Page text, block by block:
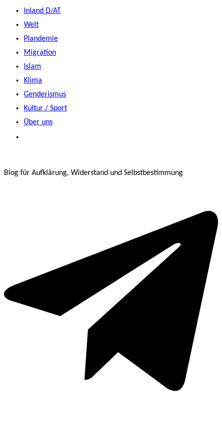
Inland D/AT
Welt
Plandemie
Migration
Islam
Klima
Genderismus
Kultur / Sport
Über uns
Blog für Aufklärung, Widerstand und Selbstbestimmung